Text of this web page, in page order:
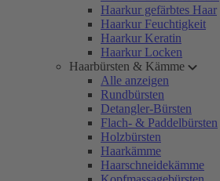
Haarkur gefärbtes Haar
Haarkur Feuchtigkeit
Haarkur Keratin
Haarkur Locken
Haarbürsten & Kämme
Alle anzeigen
Rundbürsten
Detangler-Bürsten
Flach- & Paddelbürsten
Holzbürsten
Haarkämme
Haarschneidekämme